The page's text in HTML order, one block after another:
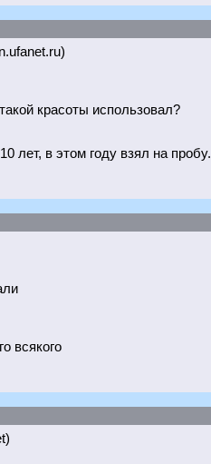
красоты использовал?
лет, в этом году взял на
всякого